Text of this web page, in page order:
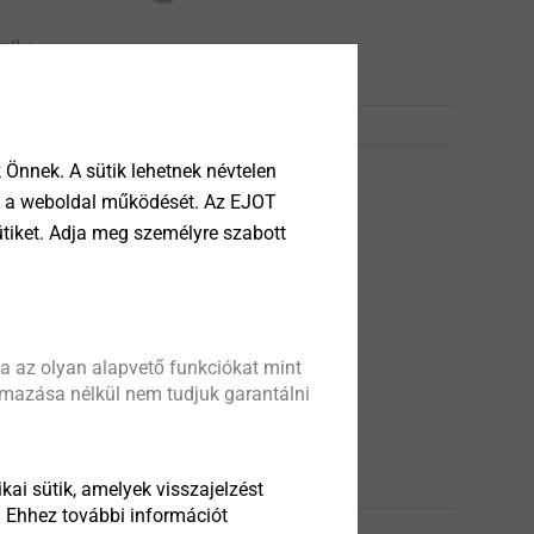
A sütik lehetnek névtelen
weboldal működését. Az EJOT
Adja meg személyre szabott
az olyan alapvető funkciókat mint
nélkül nem tudjuk garantálni
sütik, amelyek visszajelzést
további információt